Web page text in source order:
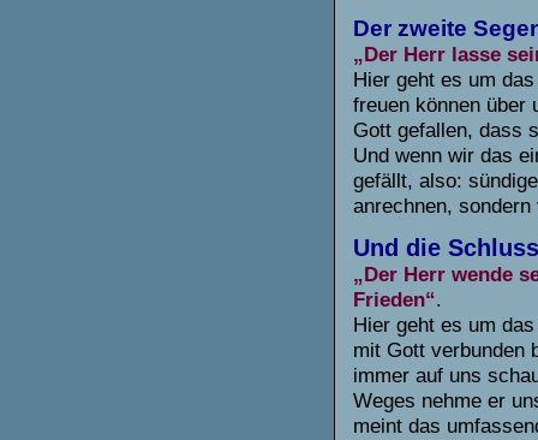
Der zweite
„Der Herr lasse
Hier geht es um
freuen können über
Gott gefallen, dass
Und wenn wir das
gefällt, also:
anrechnen, sondern
Und die
„Der Herr wende
Frieden“.
Hier geht es um
mit Gott verbunden
immer auf uns
Weges nehme er
meint das